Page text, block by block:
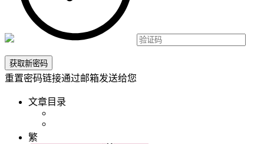
重置密码链接通过邮箱发送给您
文章目录
繁